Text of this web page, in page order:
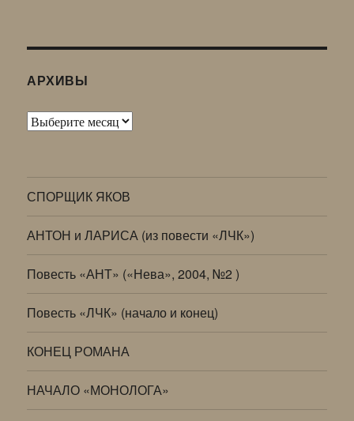
АРХИВЫ
Архивы
СПОРЩИК ЯКОВ
АНТОН и ЛАРИСА (из повести «ЛЧК»)
Повесть «АНТ» («Нева», 2004, №2 )
Повесть «ЛЧК» (начало и конец)
КОНЕЦ РОМАНА
НАЧАЛО «МОНОЛОГА»